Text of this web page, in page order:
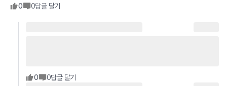
0 0답글 달기
0 0답글 달기